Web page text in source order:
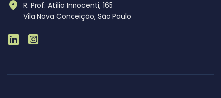
R. Prof. Atílio Innocenti, 165
Vila Nova Conceição, São Paulo